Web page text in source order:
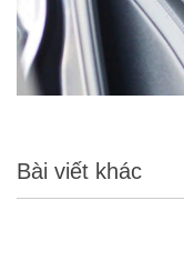
Bài viết khác